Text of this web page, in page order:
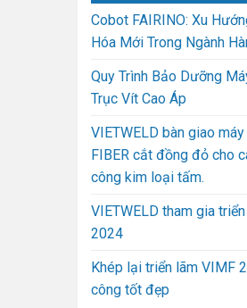
Cobot FAIRINO: Xu
Hóa Mới Trong Ngành
Quy Trình Bảo Dưỡng
Trục Vít Cao Áp
VIETWELD bàn giao
FIBER cắt đồng đỏ cho
công kim loại tấm.
VIETWELD tham gia
2024
Khép lại triển lãm VIMF
công tốt đẹp
BỊ NÂNG HẠ HÚT
THIẾT BỊ